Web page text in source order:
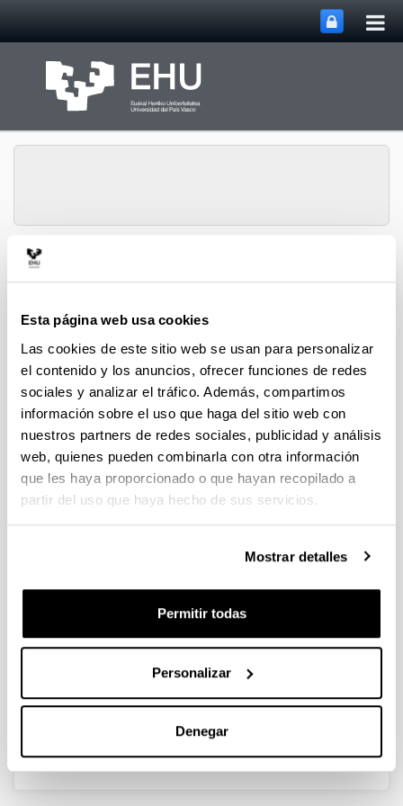
Esta página web usa cookies
Las cookies de este sitio web se usan para personalizar
el contenido y los anuncios, ofrecer funciones de redes
sociales y analizar el tráfico. Además, compartimos
información sobre el uso que haga del sitio web con
nuestros partners de redes sociales, publicidad y análisis
web, quienes pueden combinarla con otra información
que les haya proporcionado o que hayan recopilado a
partir del uso que haya hecho de sus servicios.
Mostrar detalles
Permitir todas
Personalizar
Denegar
EHUkultura Bizkaia
El objetivo principal de EhuKultura-Bikaia es coordinar y
promover la realización de los distintos programas y
actividades culturales y sociales del campus,
intensificando las relaciones con las instituciones y
agentes culturales del territorio.
También se encargará de apoyar las iniciativas
Así mismo, colaborará en la coordinación de los Cursos
de Verano de la UPV/EHU que se organicen en el
Campus de Bizkaia y en el propio territorio histórico de